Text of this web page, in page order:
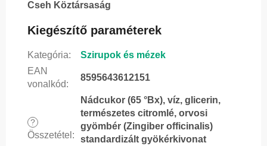
Cseh Köztársaság
Kiegészítő paraméterek
Kategória:
Szirupok és mézek
EAN
vonalkód:
8595643612151
?
Összetétel :
Nádcukor (65 °Bx), víz, glicerin,
természetes citromlé, orvosi
gyömbér (Zingiber officinalis)
standardizált gyökérkivonat